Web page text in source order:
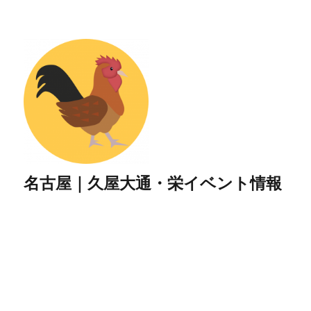
名古屋｜久屋大通・栄イベント情報